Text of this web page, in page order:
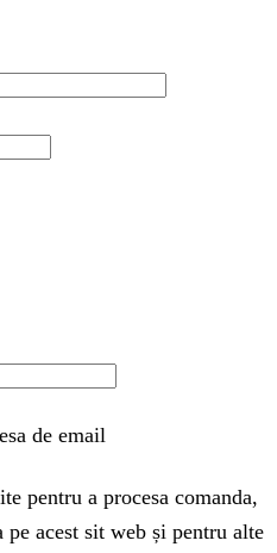
de email
pentru a procesa comanda,
acest sit web și pentru alte